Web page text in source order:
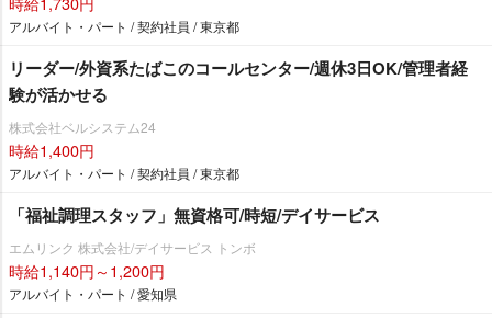
アルバイト・パート / 契約社員 / 東京都
リーダー/外資系たばこのコールセンター/週休3日OK/管理者経
験が活かせる
株式会社ベルシステム24
時給1,400円
アルバイト・パート / 契約社員 / 東京都
「福祉調理スタッフ」無資格可/時短/デイサービス
エムリンク 株式会社/デイサービス トンボ
時給1,140円～1,200円
アルバイト・パート / 愛知県